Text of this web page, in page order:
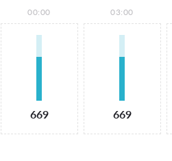
00:00
669
03:00
669